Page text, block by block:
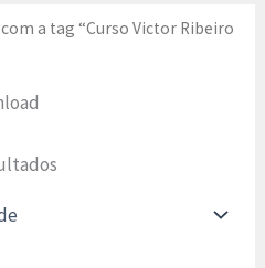
a tag “Curso Victor Ribeiro